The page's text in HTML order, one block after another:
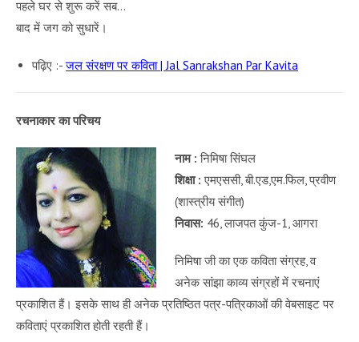
पहले घर से शुरू करें सब…
बाद में जग को सुधारें।
पढ़िए :-जल संरक्षण पर कविता | Jal Sanrakshan Par Kavita
रचनाकार का परिचय
नाम : निमिषा सिंघल
शिक्षा : एमएससी, बी.एड,एम.फिल, प्रवीण
(शास्त्रीय संगीत)
निवास: 46, लाजपत कुंज-1, आगरा
निमिषा जी का एक कविता संग्रह, व
अनेक सांझा काव्य संग्रहों में रचनाएं
प्रकाशित हैं। इसके साथ ही अनेक प्रतिष्ठित पत्र-पत्रिकाओं की वेबसाइट पर
कविताएं प्रकाशित होती रहती हैं।